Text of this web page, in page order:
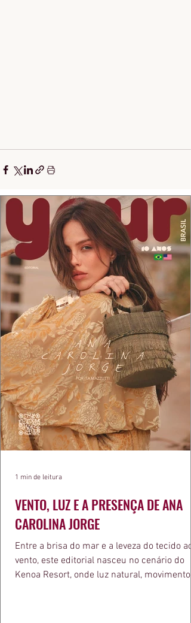
VENTO, LUZ E A PRESENÇA DE ANA
CAROLINA JORGE
Entre a brisa do mar e a leveza do tecido ao
vento, este editorial nasceu no cenário do
Kenoa Resort, onde luz natural, movimento e
1 min de leitura